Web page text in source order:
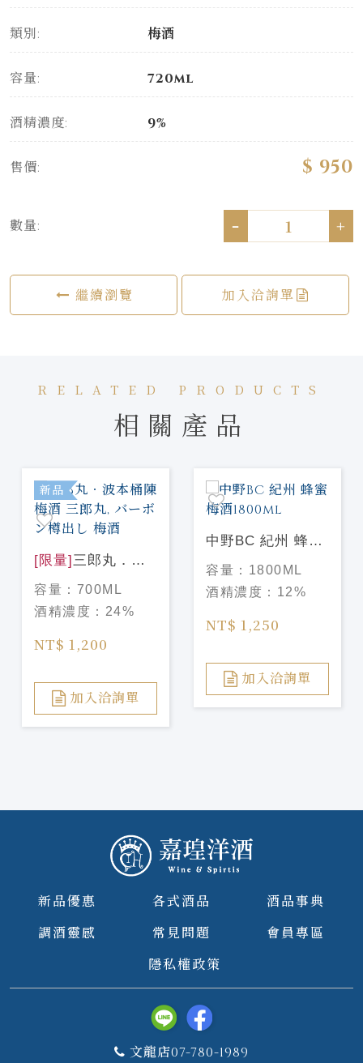
類別: 梅酒
容量: 720ml
酒精濃度: 9%
售價: $ 950
數量: - +
繼續瀏覽 加入洽詢單
RELATED PRODUCTS
相關產品
新品
[限量] 三郎丸．波
本桶陳 梅酒 三郎
丸, バーボン樽出
し 梅酒
容量： 700ML
酒精濃度： 24%
NT$ 1,200
加入洽詢單
中野BC 紀州 蜂蜜
梅酒1800ml
容量： 1800ML
酒精濃度： 12%
NT$ 1,250
加入洽詢單
新品優惠 各式酒品
酒品事典
調酒靈感
常見問題
會員專區
隱私權政策
文龍店07-780-1989